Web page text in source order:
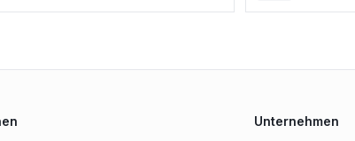
Unternehmen